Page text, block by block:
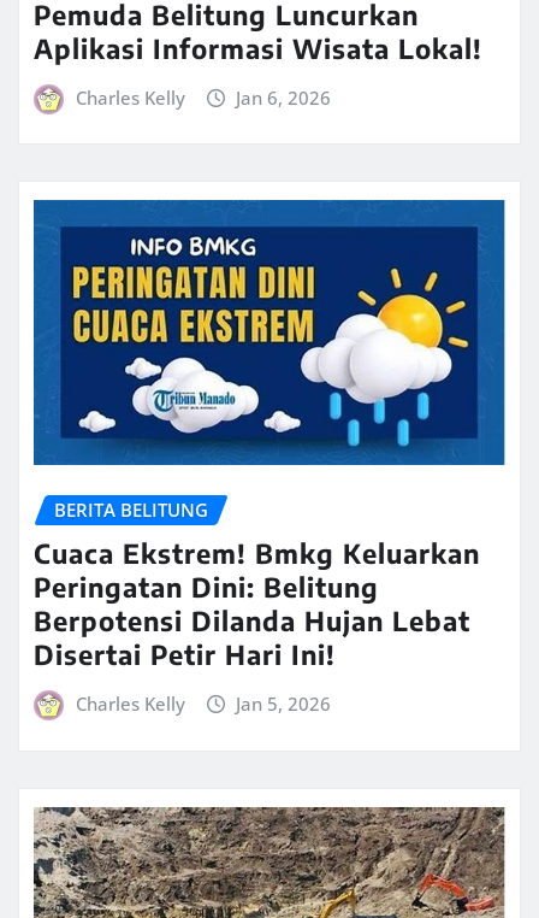
Pemuda Belitung Luncurkan
Aplikasi Informasi Wisata Lokal!
Charles Kelly Jan 6, 2026
BERITA BELITUNG
Cuaca Ekstrem! Bmkg Keluarkan
Peringatan Dini: Belitung
Berpotensi Dilanda Hujan Lebat
Disertai Petir Hari Ini!
Charles Kelly Jan 5, 2026